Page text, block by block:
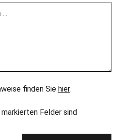
finden Sie hier.
Felder sind